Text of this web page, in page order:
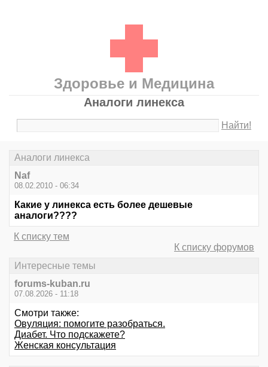
Здоровье и Медицина
Аналоги линекса
Найти!
Аналоги линекса
Naf
08.02.2010 - 06:34
Какие у линекса есть более дешевые
аналоги????
К списку тем
К списку форумов
Интересные темы
forums-kuban.ru
07.08.2026 - 11:18
Смотри также:
Овуляция: помогите разобраться.
Диабет. Что подскажете?
Женская консультация